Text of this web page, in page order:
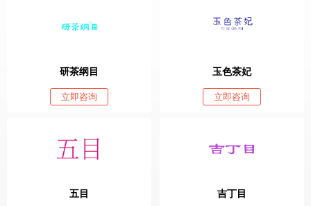
研茶纲目
立即咨询
玉色茶妃
立即咨询
五目 吉丁目